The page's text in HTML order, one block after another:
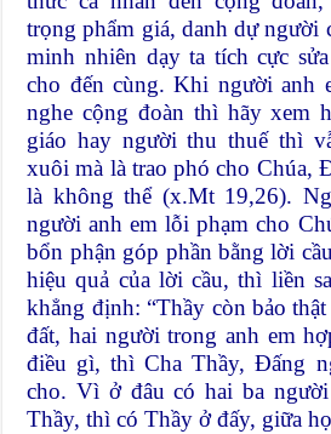
trọng phẩm giá, danh dự người
minh nhiên dạy ta tích cực
cho đến cùng. Khi người anh
nghe cộng đoàn thì hãy xem
giáo hay người thu thuế thì
xuôi mà là trao phó cho Chúa,
là không thể (x.Mt 19,26).
người anh em lỗi phạm cho
bổn phận góp phần bằng lời
hiệu quả của lời cầu, thì liền
khẳng định: “Thầy còn bảo
đất, hai người trong anh em
điều gì, thì Cha Thầy, Đấng
cho. Vì ở đâu có hai ba
Thầy, thì có Thầy ở đấy, giữa